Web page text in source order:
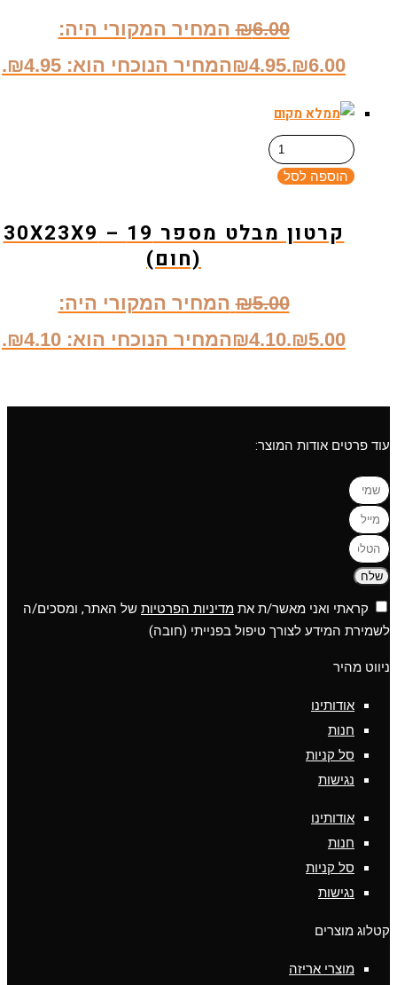
₪6.00
המחיר המקורי היה:
₪6.00.
₪4.95 המחיר הנוכחי הוא: ₪4.95.
הוספה לסל
קרטון מבלט מספר 19 – 30X23X9
(חום)
₪5.00
המחיר המקורי היה:
₪5.00.
₪4.10 המחיר הנוכחי הוא: ₪4.10.
עוד פרטים אודות המוצר:
שלח
קראתי ואני מאשר/ת אתמדיניות הפרטיותשל האתר, ומסכים/ה
לשמירת המידע לצורך טיפול בפנייתי (חובה)
ניווט מהיר
אודותינו
חנות
סל קניות
נגישות
אודותינו
חנות
סל קניות
נגישות
קטלוג מוצרים
מוצרי אריזה